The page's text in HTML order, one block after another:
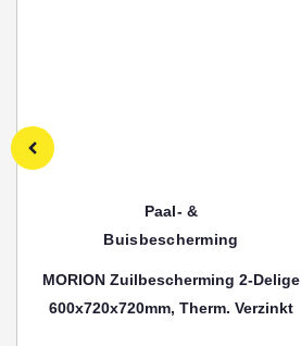
Paal- &
Buisbescherming
MORION Zuilbescherming 2-Delige
600x720x720mm, Therm. Verzinkt